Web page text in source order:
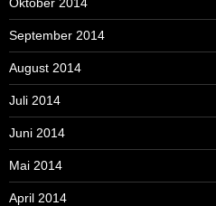
September 2014
August 2014
Juli 2014
Juni 2014
Mai 2014
April 2014